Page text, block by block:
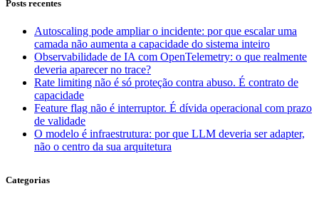
Posts recentes
Autoscaling pode ampliar o incidente: por que escalar uma
camada não aumenta a capacidade do sistema inteiro
Observabilidade de IA com OpenTelemetry: o que realmente
deveria aparecer no trace?
Rate limiting não é só proteção contra abuso. É contrato de
capacidade
Feature flag não é interruptor. É dívida operacional com prazo
de validade
O modelo é infraestrutura: por que LLM deveria ser adapter,
não o centro da sua arquitetura
Categorias